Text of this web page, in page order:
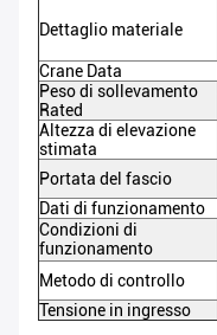
Dettaglio materiale
Crane Data
Peso di sollevamento
Rated
Altezza di elevazione
stimata
Portata del fascio
Dati di funzionamento
Condizioni di
funzionamento
Metodo di controllo
Tensione in ingresso